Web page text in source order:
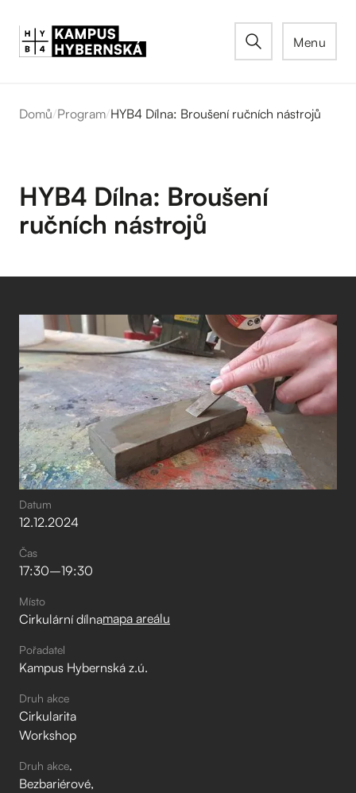
Menu
Domů/Program/HYB4 Dílna: Broušení ručních nástrojů
HYB4 Dílna: Broušení
ručních nástrojů
Datum
12.12.2024
Čas
17:30–⁠19:30
Místo
Cirkulární dílnamapa areálu
Pořadatel
Kampus Hybernská z.ú.
Druh akce
Cirkularita
Workshop
Druh akce
Bezbariérové